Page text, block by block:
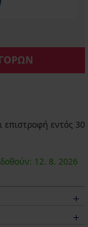
εντός 30
12. 8. 2026